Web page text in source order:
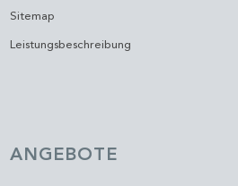
Sitemap
Leistungsbeschreibung
ANGEBOTE